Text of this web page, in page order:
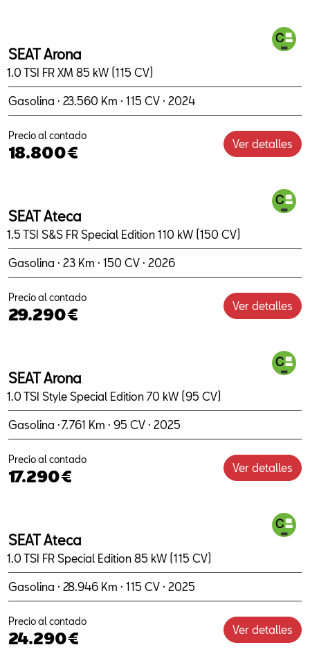
SEAT Arona
1.0 TSI FR XM 85 kW (115 CV)
Gasolina · 23.560 Km · 115 CV · 2024
Precio al contado
18.800€ Ver detalles
SEAT Ateca
1.5 TSI S&S FR Special Edition 110 kW (150 CV)
Gasolina · 23 Km · 150 CV · 2026
Precio al contado
29.290€ Ver detalles
SEAT Arona
1.0 TSI Style Special Edition 70 kW (95 CV)
Gasolina · 7.761 Km · 95 CV · 2025
Precio al contado
17.290€ Ver detalles
SEAT Ateca
1.0 TSI FR Special Edition 85 kW (115 CV)
Gasolina · 28.946 Km · 115 CV · 2025
Precio al contado
24.290€ Ver detalles